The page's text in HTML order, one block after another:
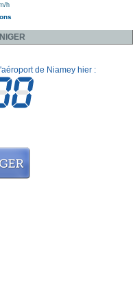
h
de Niamey hier :